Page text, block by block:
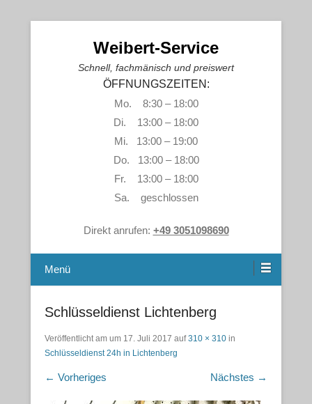
Weibert-Service
Schnell, fachmänisch und preiswert
ÖFFNUNGSZEITEN:
Mo. 8:30 – 18:00
Di. 13:00 – 18:00
Mi. 13:00 – 19:00
Do. 13:00 – 18:00
Fr. 13:00 – 18:00
Sa. geschlossen
Direkt anrufen: +49 3051098690
Menü
Schlüsseldienst Lichtenberg
Veröffentlicht am um 17. Juli 2017 auf310 × 310 in
Schlüsseldienst 24h in Lichtenberg
← Vorheriges Nächstes →